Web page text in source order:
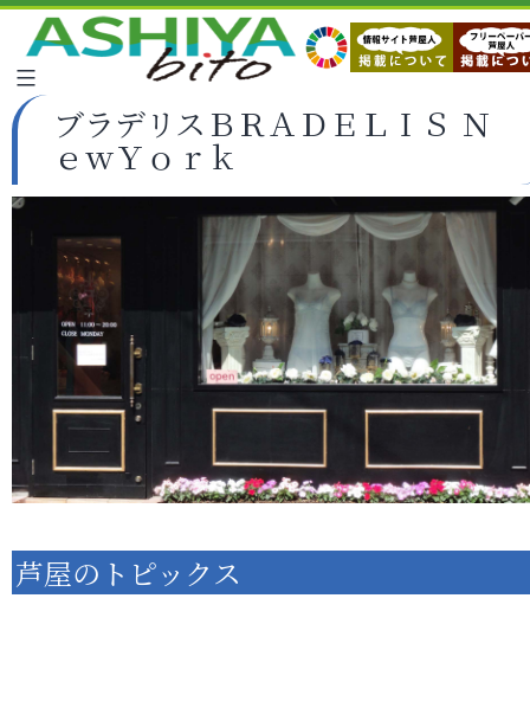
ブラデリスＢＲＡＤＥＬＩＳ Ｎ
ｅｗＹｏｒｋ
芦屋のトピックス